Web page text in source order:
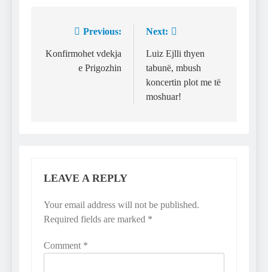
navigation
Previous:
Konfirmohet vdekja
e Prigozhin
Next:
Luiz Ejlli thyen
tabunë, mbush
koncertin plot me të
moshuar!
LEAVE A REPLY
Your email address will not be published.
Required fields are marked *
Comment *